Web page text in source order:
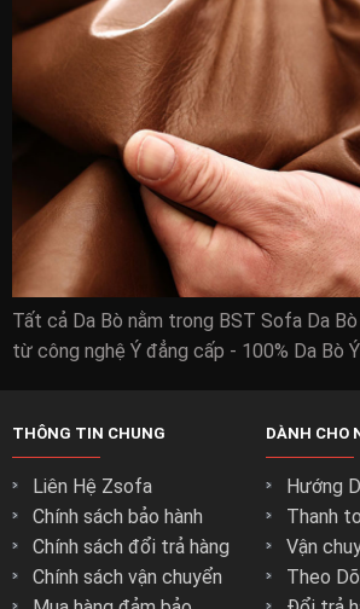
Tất cả Da Bò nằm trong BST Sofa Da
từ công nghệ Ý đẳng cấp - 100% Da Bò
THÔNG TIN CHUNG
Liên Hệ Zsofa
Chính sách bảo hành
Chính sách đổi trả hàng
Chính sách vận chuyển
DÀNH CHO
Hướng
Thanh
Vận
Theo